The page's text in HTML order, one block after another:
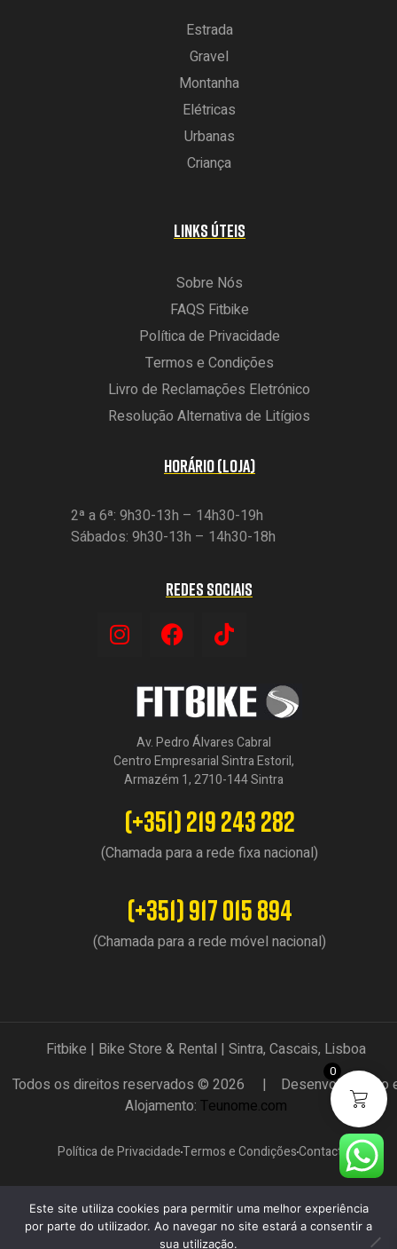
Estrada
Gravel
Montanha
Elétricas
Urbanas
Criança
LINKS ÚTEIS
Sobre Nós
FAQS Fitbike
Política de Privacidade
Termos e Condições
Livro de Reclamações Eletrónico
Resolução Alternativa de Litígios
HORÁRIO (LOJA)
2ª a 6ª: 9h30-13h – 14h30-19h
Sábados: 9h30-13h – 14h30-18h
REDES SOCIAIS
Av. Pedro Álvares Cabral
Centro Empresarial Sintra Estoril,
Armazém 1, 2710-144 Sintra
(+351) 219 243 282
(Chamada para a rede fixa nacional)
(+351) 917 015 894
(Chamada para a rede móvel nacional)
Fitbike | Bike Store & Rental | Sintra, Cascais, Lisboa
Todos os direitos reservados © 2026 | Desenvolvimento
Alojamento:Teunome.com
Política de PrivacidadeTermos e CondiçõesContactos
0
Este site utiliza cookies para permitir uma melhor experiência
por parte do utilizador. Ao navegar no site estará a consentir a
sua utilização.